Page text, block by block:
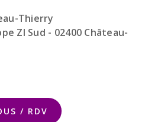
Thierry
ZI Sud - 02400 Château-
/ RDV